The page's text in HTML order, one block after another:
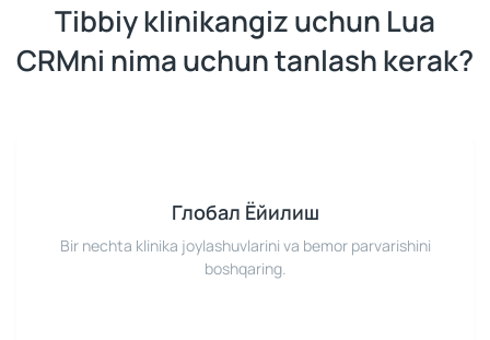
Tibbiy klinikangiz uchun Lua
CRMni nima uchun tanlash kerak?
Глобал Ёйилиш
Bir nechta klinika joylashuvlarini va bemor parvarishini
boshqaring.